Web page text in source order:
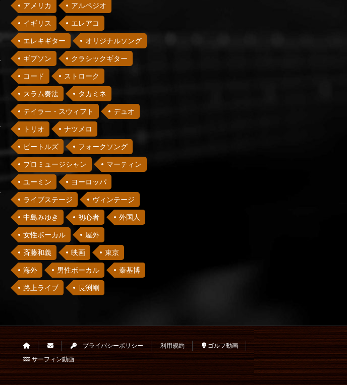
アメリカ
アルペジオ
イギリス
エレアコ
エレキギター
オリジナルソング
ギブソン
クラシックギター
コード
ストローク
スラム奏法
タカミネ
テイラー・スウィフト
デュオ
トリオ
ナツメロ
ビートルズ
フォークソング
プロミュージシャン
マーティン
ユーミン
ヨーロッパ
ライブステージ
ヴィンテージ
中島みゆき
初心者
外国人
女性ボーカル
屋外
斉藤和義
映画
東京
海外
男性ボーカル
秦基博
路上ライブ
長渕剛
プライバシーポリシー 利用規約
ゴルフ動画
サーフィン動画